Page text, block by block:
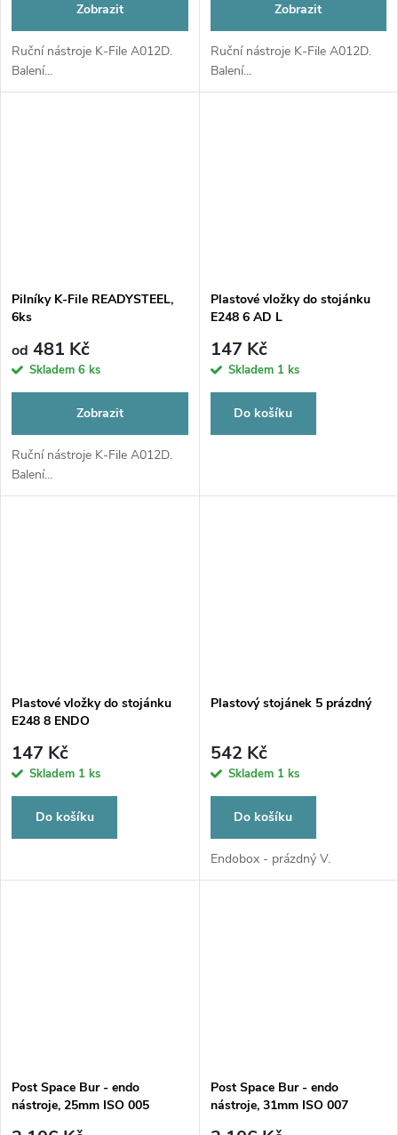
Zobrazit
Ruční nástroje K-File A012D.
Balení...
Zobrazit
Ruční nástroje K-File A012D.
Balení...
Pilníky K-File READYSTEEL,
6ks
od 481 Kč
Skladem 6 ks
Zobrazit
Ruční nástroje K-File A012D.
Balení...
Plastové vložky do stojánku
E248 6 AD L
147 Kč
Skladem 1 ks
Do košíku
Plastové vložky do stojánku
E248 8 ENDO
147 Kč
Skladem 1 ks
Do košíku
Plastový stojánek 5 prázdný
542 Kč
Skladem 1 ks
Do košíku
Endobox - prázdný V.
Post Space Bur - endo
nástroje, 25mm ISO 005
Post Space Bur - endo
nástroje, 31mm ISO 007